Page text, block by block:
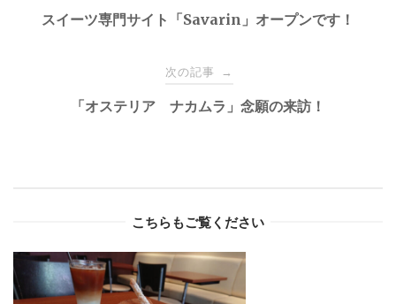
navigation
スイーツ専門サイト「Savarin」オープンです！
次の記事 →
「オステリア ナカムラ」念願の来訪！
こちらもご覧ください